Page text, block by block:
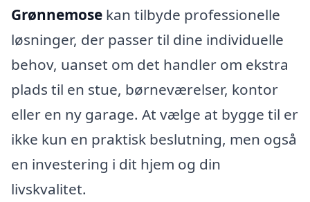
Grønnemose kan tilbyde professionelle
løsninger, der passer til dine individuelle
behov, uanset om det handler om ekstra
plads til en stue, børneværelser, kontor
eller en ny garage. At vælge at bygge til er
ikke kun en praktisk beslutning, men også
en investering i dit hjem og din
livskvalitet.